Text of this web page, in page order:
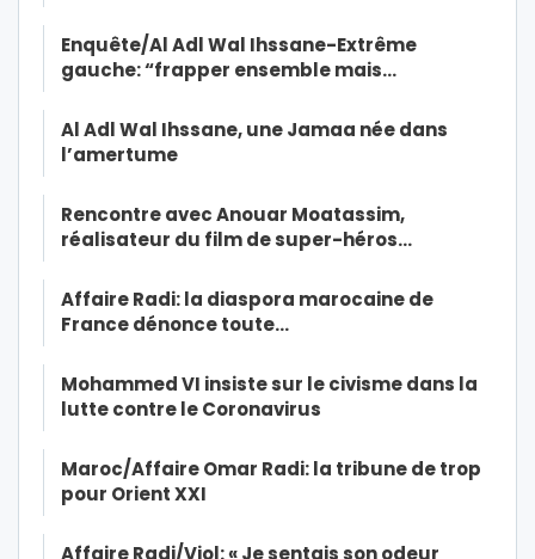
Enquête/Al Adl Wal Ihssane-Extrême
gauche: “frapper ensemble mais…
Al Adl Wal Ihssane, une Jamaa née dans
l’amertume
Rencontre avec Anouar Moatassim,
réalisateur du film de super-héros…
Affaire Radi: la diaspora marocaine de
France dénonce toute…
Mohammed VI insiste sur le civisme dans la
lutte contre le Coronavirus
Maroc/Affaire Omar Radi: la tribune de trop
pour Orient XXI